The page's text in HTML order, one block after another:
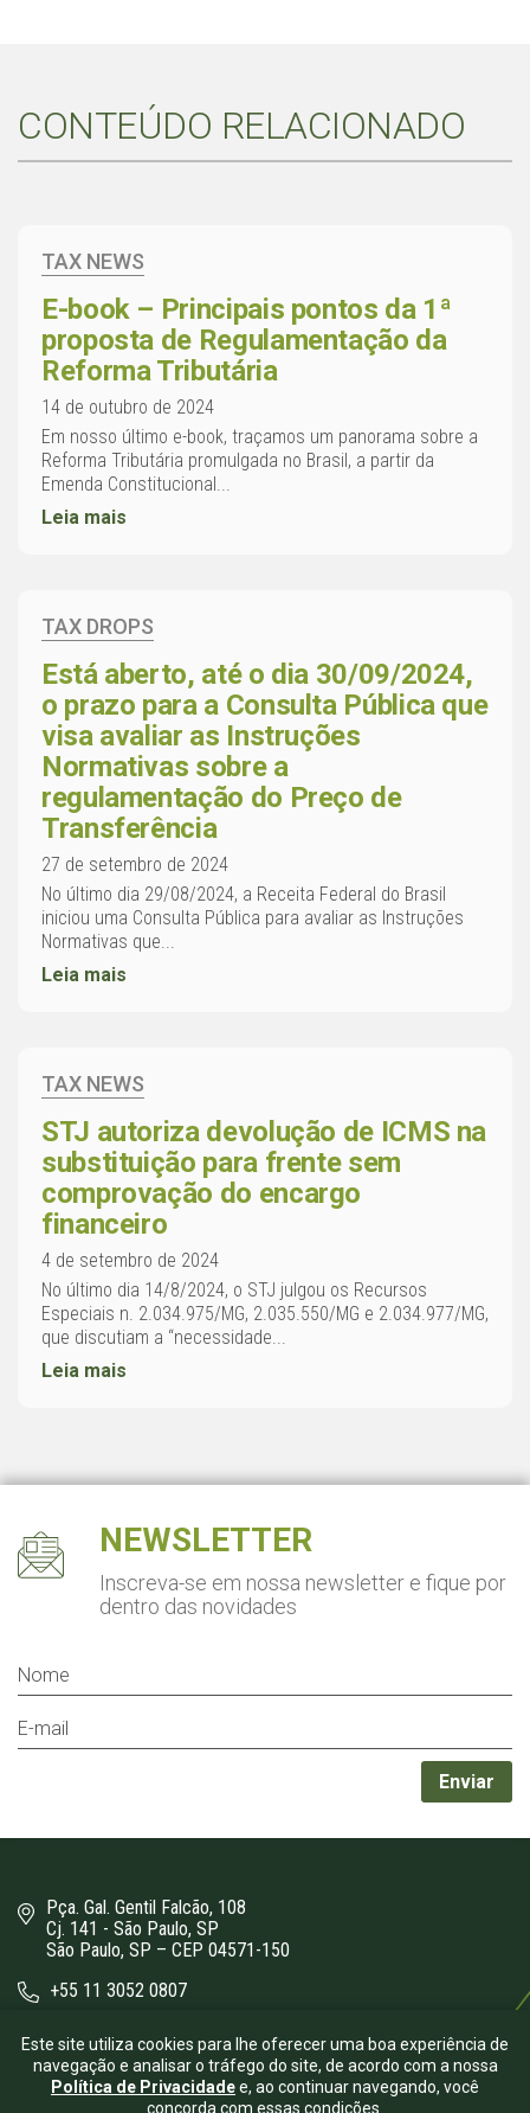
CONTEÚDO RELACIONADO
TAX NEWS
E-book – Principais pontos da 1ª
proposta de Regulamentação da
Reforma Tributária
14 de outubro de 2024
Em nosso último e-book, traçamos um panorama sobre a
Reforma Tributária promulgada no Brasil, a partir da
Emenda Constitucional...
Leia mais
TAX DROPS
Está aberto, até o dia 30/09/2024,
o prazo para a Consulta Pública que
visa avaliar as Instruções
Normativas sobre a
regulamentação do Preço de
Transferência
27 de setembro de 2024
No último dia 29/08/2024, a Receita Federal do Brasil
iniciou uma Consulta Pública para avaliar as Instruções
Normativas que...
Leia mais
TAX NEWS
STJ autoriza devolução de ICMS na
substituição para frente sem
comprovação do encargo
financeiro
4 de setembro de 2024
No último dia 14/8/2024, o STJ julgou os Recursos
Especiais n. 2.034.975/MG, 2.035.550/MG e 2.034.977/MG,
que discutiam a “necessidade...
Leia mais
NEWSLETTER
Inscreva-se em nossa newsletter e fique por
dentro das novidades
Pça. Gal. Gentil Falcão, 108
Cj. 141 - São Paulo, SP
São Paulo, SP – CEP 04571-150
+55 11 3052 0807
Este site utiliza cookies para lhe oferecer uma boa experiência de
navegação e analisar o tráfego do site, de acordo com a nossa
Política de Privacidadee, ao continuar navegando, você
concorda com essas condições.